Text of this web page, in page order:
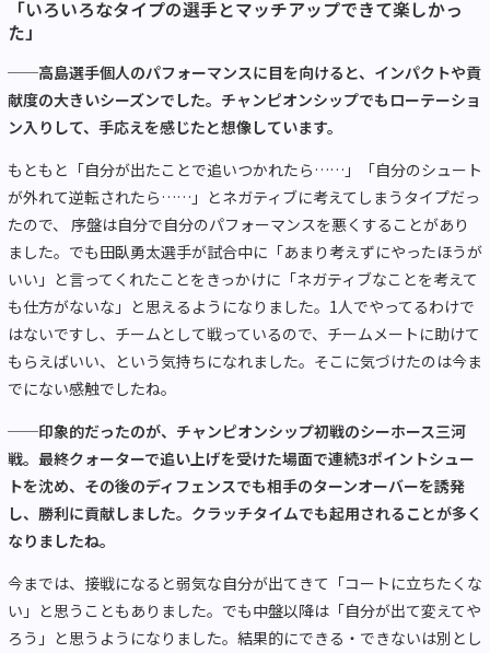
「いろいろなタイプの選手とマッチアップできて楽しかっ
た」
──高島選手個人のパフォーマンスに目を向けると、インパクトや貢
献度の大きいシーズンでした。チャンピオンシップでもローテーショ
ン入りして、手応えを感じたと想像しています。
もともと「自分が出たことで追いつかれたら……」「自分のシュート
が外れて逆転されたら……」とネガティブに考えてしまうタイプだっ
たので、 序盤は自分で自分のパフォーマンスを悪くすることがあり
ました。でも田臥勇太選手が試合中に「あまり考えずにやったほうが
いい」と言ってくれたことをきっかけに「ネガティブなことを考えて
も仕方がないな」と思えるようになりました。 1人でやってるわけで
はないですし、チームとして戦っているので、チームメートに助けて
もらえばいい、という気持ちになれました。そこに気づけたのは今ま
でにない感触でしたね。
──印象的だったのが、チャンピオンシップ初戦のシーホース三河
戦。最終クォーターで追い上げを受けた場面で連続3ポイントシュー
トを沈め、その後のディフェンスでも相手のターンオーバーを誘発
し、勝利に貢献しました。クラッチタイムでも起用されることが多く
なりましたね。
今までは、接戦になると弱気な自分が出てきて「コートに立ちたくな
い」と思うこともありました。でも中盤以降は「自分が出て変えてや
ろう」と思うようになりました。結果的にできる・できないは別とし